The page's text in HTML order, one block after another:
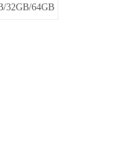
32GB/64GB